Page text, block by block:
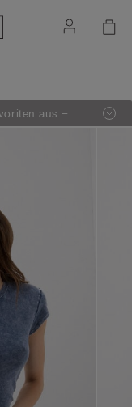
aus –
– und